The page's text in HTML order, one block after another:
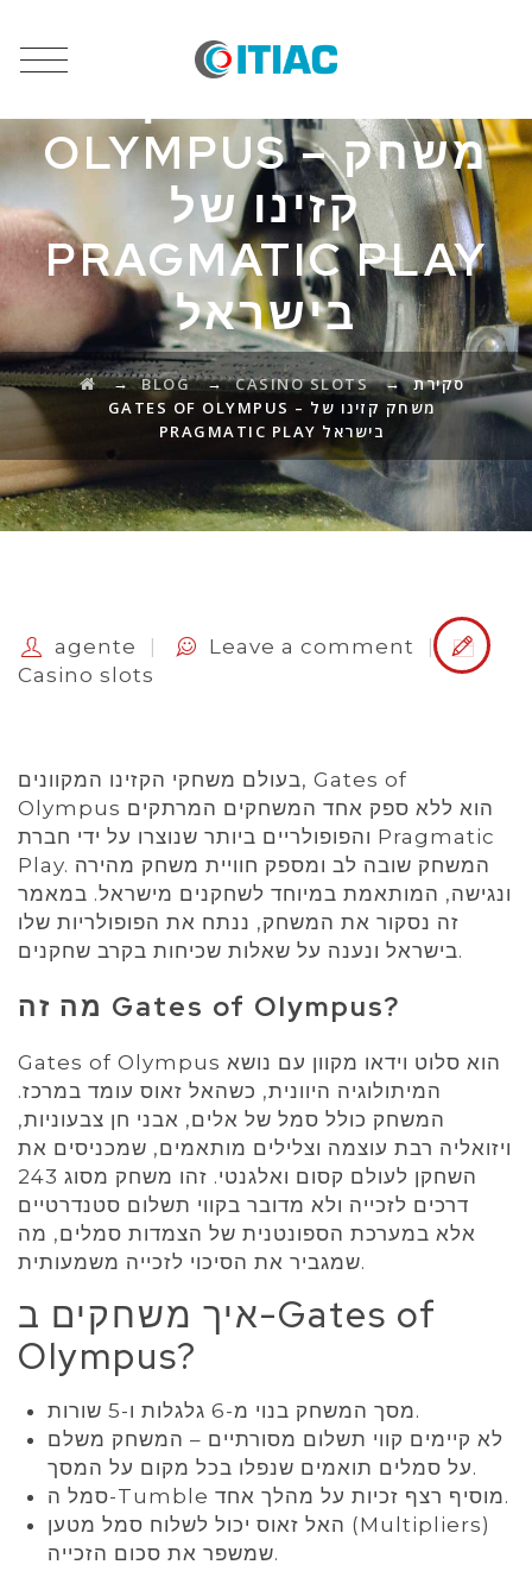
סקירת GATES OF
OLYMPUS – משחק
קזינו של
PRAGMATIC PLAY
בישראל
→BLOG→CASINO SLOTS→סקירת
GATES OF OLYMPUS – משחק קזינו של
PRAGMATIC PLAY בישראל
agente
Leave a comment
Casino slots
בעולם משחקי הקזינו המקוונים, Gates of
Olympus הוא ללא ספק אחד המשחקים המרתקים
והפופולריים ביותר שנוצרו על ידי חברת Pragmatic
Play. המשחק שובה לב ומספק חוויית משחק מהירה
ונגישה, המותאמת במיוחד לשחקנים מישראל. במאמר
זה נסקור את המשחק, ננתח את הפופולריות שלו
בישראל ונענה על שאלות שכיחות בקרב שחקנים.
מה זה Gates of Olympus?
Gates of Olympus הוא סלוט וידאו מקוון עם נושא
המיתולוגיה היוונית, כשהאל זאוס עומד במרכז.
המשחק כולל סמל של אלים, אבני חן צבעוניות,
ויזואליה רבת עוצמה וצלילים מותאמים, שמכניסים את
השחקן לעולם קסום ואלגנטי. זהו משחק מסוג 243
דרכים לזכייה ולא מדובר בקווי תשלום סטנדרטיים
אלא במערכת הספונטנית של הצמדות סמלים, מה
שמגביר את הסיכוי לזכייה משמעותית.
איך משחקים ב-Gates of
Olympus?
מסך המשחק בנוי מ-6 גלגלות ו-5 שורות.
לא קיימים קווי תשלום מסורתיים – המשחק משלם
על סמלים תואמים שנפלו בכל מקום על המסך.
סמל ה-Tumble מוסיף רצף זכיות על מהלך אחד.
האל זאוס יכול לשלוח סמל מטען (Multipliers)
שמשפר את סכום הזכייה.